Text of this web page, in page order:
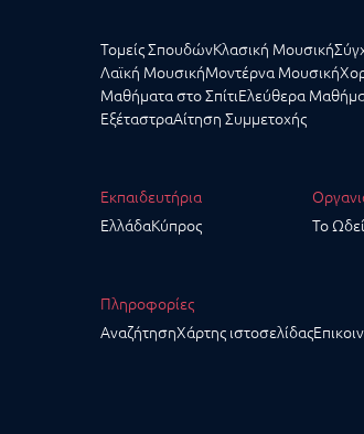
Τομείς ΣπουδώνΚλασική Μουσική
Λαϊκή ΜουσικήΜοντέρνα Μουσική
Μαθήματα στο ΣπίτιΕλεύθερα
ΕξέταστραΑίτηση Συμμετοχής
Εκπαιδευτήρια
ΕλλάδαΚύπρος
Το
Πληροφορίες
ΑναζήτησηΧάρτης ιστοσελίδας